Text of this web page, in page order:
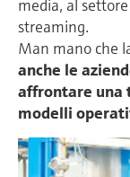
media, al
streaming.
Man mano che
anche le
affrontare una
modelli